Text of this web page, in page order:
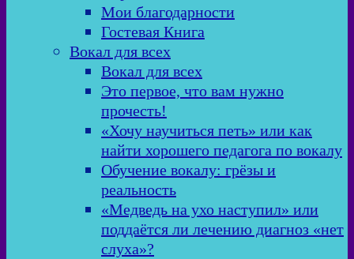
Мои благодарности
Гостевая Книга
Вокал для всех
Вокал для всех
Это первое, что вам нужно
прочесть!
«Хочу научиться петь» или как
найти хорошего педагога по вокалу
Обучение вокалу: грёзы и
реальность
«Медведь на ухо наступил» или
поддаётся ли лечению диагноз «нет
слуха»?